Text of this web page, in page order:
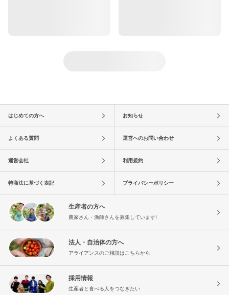
はじめての方へ お知らせ
よくある質問 運営へのお問い合わせ
運営会社 利用規約
特商法に基づく表記 プライバシーポリシー
生産者の方へ
農家さん・漁師さんを募集しています!
法人・自治体の方へ
アライアンスのご相談はこちらから
採用情報
生産者と食べる人をつなぎたい